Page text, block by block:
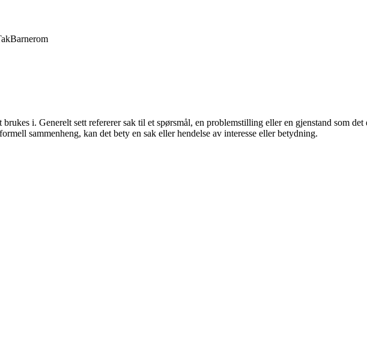
Barnerom
i. Generelt sett refererer sak til et spørsmål, en problemstilling eller en gjenstand som
sammenheng, kan det bety en sak eller hendelse av interesse eller betydning.